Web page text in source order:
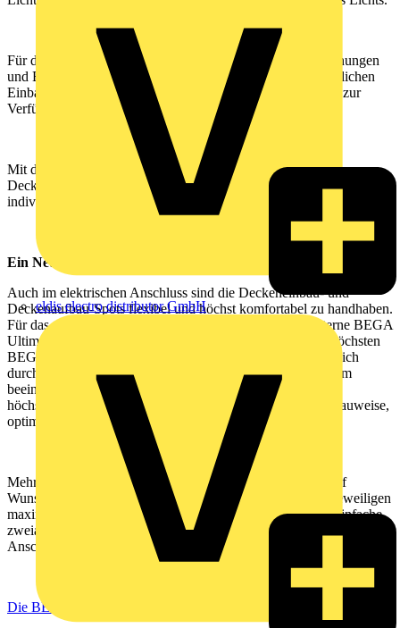
eldis electro distributor GmbH
Für die Deckeneinbauleuchten werden lediglich kleine Öffnungen
und Einbautiefen benötigt. Für den ebenso problemlos möglichen
Einbau in Betondecken stehen komfortable Einbaugehäuse zur
Verfügung.
Mit den Deckenspots – ob in der Einbauvariante oder als
Deckenaufbauleuchte – können Lichtinszenierungen höchst
individuell und flexibel geplant werden.
Ein Netzteil für mehrere Leuchten
Auch im elektrischen Anschluss sind die Deckeneinbau- und
Deckenaufbau-Spots flexibel und höchst komfortabel zu handhaben.
Für das 48-Volt-System stehen separat zu bestellende externe BEGA
Ultimate Driver® Netzteile zur Verfügung. Sie sind nach höchsten
BEGA Qualitätskriterien entwickelt worden und zeichnen sich
durch zahlreiche Alleinstellungsmerkmale aus: unter anderem
beeindruckende Lebensdauer, hohe Spannungsfestigkeit,
höchstmögliche Unempfindlichkeit durch extrem robuste Bauweise,
optimale Temperaturregulierung.
Mehrere Leuchten können an einem dieser Netzteile, die auf
Wunsch DALI-steuerbar sind, betrieben werden – bis zur jeweiligen
maximalen Leistung. Großzügige Leitungslängen und die einfache
zweiadrige Verkabelung komplettieren das nutzerfreundliche
Anschlusspaket.
Die BEGA Deckeneinbau-Spots in der Übersicht